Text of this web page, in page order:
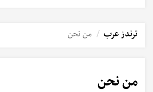
ترندز عرب من نحن
من نحن